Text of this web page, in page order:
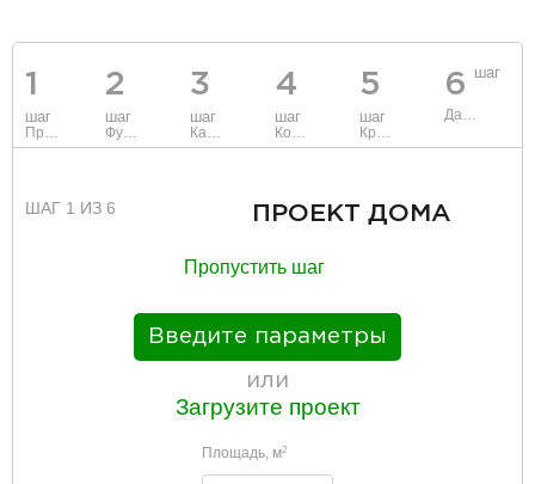
1
шаг
Проект
2
шаг
Фундамент
3
шаг
Каркас и стены
4
шаг
Коммуникации
5
шаг
Крыша
6 шаг
Данные
ШАГ 1 ИЗ 6 ПРОЕКТ ДОМА
Пропустить шаг
Введите параметры
или
Загрузите проект
Площадь, м2